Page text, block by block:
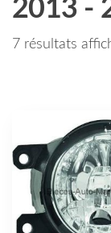
2013 -
7 résultats